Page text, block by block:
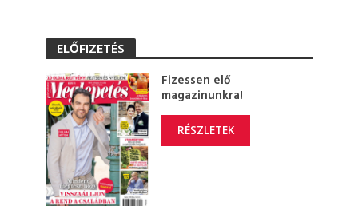
ELŐFIZETÉS
Fizessen elő
magazinunkra!
RÉSZLETEK